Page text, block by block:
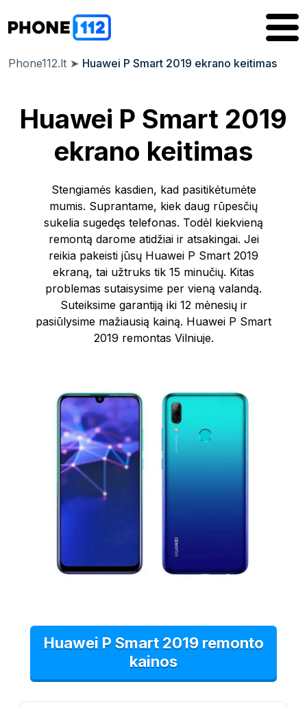
Phone112.lt ➤ Huawei P Smart 2019 ekrano keitimas
Huawei P Smart 2019
ekrano keitimas
Stengiamės kasdien, kad pasitikėtumėte
mumis. Suprantame, kiek daug rūpesčių
sukelia sugedęs telefonas. Todėl kiekvieną
remontą darome atidžiai ir atsakingai. Jei
reikia pakeisti jūsų Huawei P Smart 2019
ekraną, tai užtruks tik 15 minučių. Kitas
problemas sutaisysime per vieną valandą.
Suteiksime garantiją iki 12 mėnesių ir
pasiūlysime mažiausią kainą. Huawei P Smart
2019 remontas Vilniuje.
Huawei P Smart 2019 remonto
kainos